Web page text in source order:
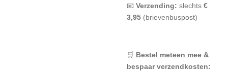
📧 Verzending: slechts €
3,95 (brievenbuspost)
🛒 Bestel meteen mee &
bespaar verzendkosten: